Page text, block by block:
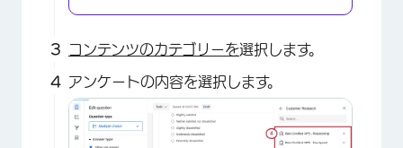
コンテンツのカテゴリーを選択します。
アンケートの内容を選択します。